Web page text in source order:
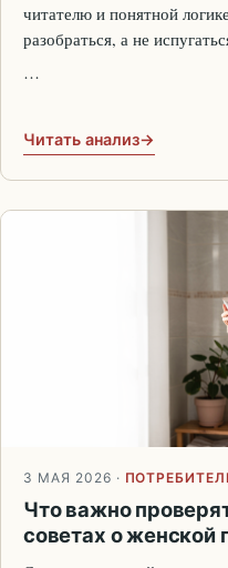
читателю и понятной
разобраться, а не
…
Читать анализ
3 МАЯ 2026 ·
Что важно
советах о женской